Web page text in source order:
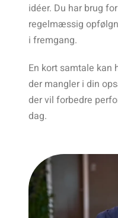
idéer. Du har brug
regelmæssig
i fremgang.
En kort samtale kan
der mangler i din
der vil forbedre
dag.